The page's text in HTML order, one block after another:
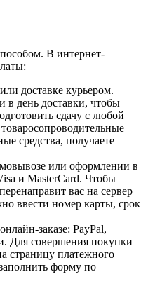
В интернет-
доставке курьером.
в день доставки, чтобы
сдачу с любой
средства, получаете
или оформлении в
и MasterCard. Чтобы
вас на сервер
ввести номер карты, срок
заказе: PayPal,
Для совершения покупки
страницу платежного
форму по